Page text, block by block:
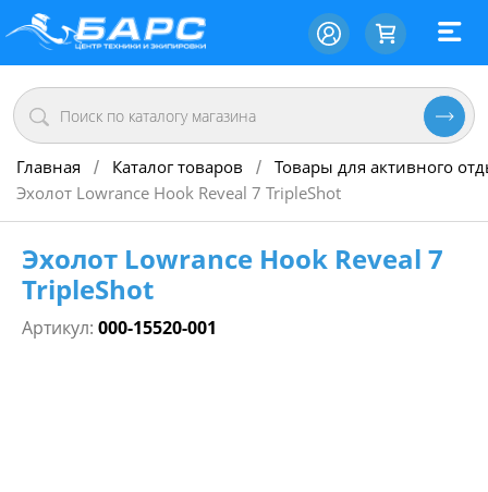
Главная / Каталог товаров / Товары для активного
Эхолот Lowrance Hook Reveal 7 TripleShot
Эхолот Lowrance Hook Reveal 7
TripleShot
Артикул: 000-15520-001